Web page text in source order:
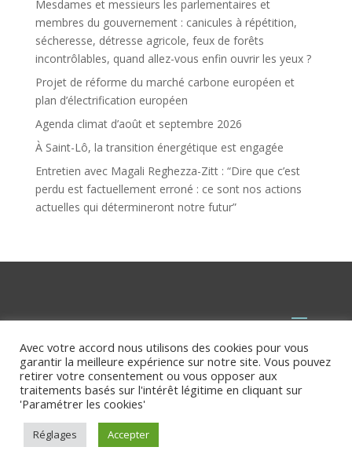
Mesdames et messieurs les parlementaires et
membres du gouvernement : canicules à répétition,
sécheresse, détresse agricole, feux de forêts
incontrôlables, quand allez-vous enfin ouvrir les yeux ?
Projet de réforme du marché carbone européen et
plan d’électrification européen
Agenda climat d’août et septembre 2026
À Saint-Lô, la transition énergétique est engagée
Entretien avec Magali Reghezza-Zitt : “Dire que c’est
perdu est factuellement erroné : ce sont nos actions
actuelles qui détermineront notre futur”
Avec votre accord nous utilisons des cookies pour vous
garantir la meilleure expérience sur notre site. Vous pouvez
retirer votre consentement ou vous opposer aux
traitements basés sur l'intérêt légitime en cliquant sur
'Paramétrer les cookies'
Réglages Accepter